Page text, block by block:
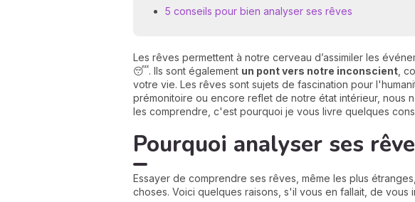
5 conseils pour bien analyser ses rêves
Les rêves permettent à notre cerveau d’assimiler les
😴. Ils sont également un pont vers notre inconscient ,
votre vie. Les rêves sont sujets de fascination pour
prémonitoire ou encore reflet de notre état intérieur, nous
les comprendre, c'est pourquoi je vous livre quelques
Pourquoi analyser ses
Essayer de comprendre ses rêves, même les plus
choses. Voici quelques raisons, s'il vous en fallait, de vous